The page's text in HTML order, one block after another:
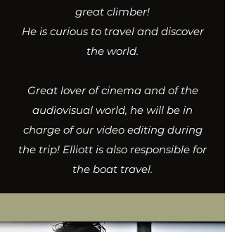
great climber!
He is curious to travel and discover
the world.
Great lover of cinema and of the
audiovisual world, he will be in
charge of our video editing during
the trip! Elliott is also responsible for
the boat travel.